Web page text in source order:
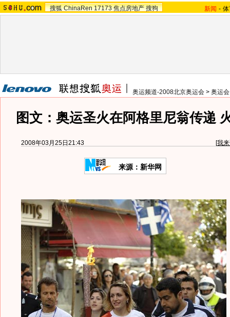
搜狐 ChinaRen 17173 焦点房地产 搜狗 新闻 -
奥运频道-2008北京奥运会 > 奥运
图文：奥运圣火在阿格里尼翁传递
2008年03月25日21:43 [我
来源：新华网